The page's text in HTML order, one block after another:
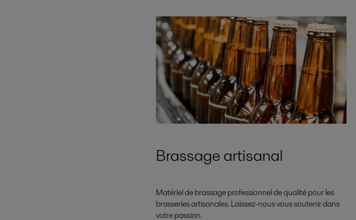
Brassage artisanal
Matériel de brassage professionnel de qualité pour les
brasseries artisanales. Laissez-nous vous soutenir dans
votre passion.